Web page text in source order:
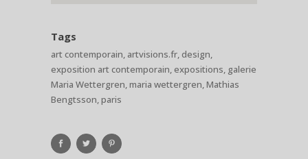
Tags
art contemporain, artvisions.fr, design,
exposition art contemporain, expositions, galerie
Maria Wettergren, maria wettergren, Mathias
Bengtsson, paris